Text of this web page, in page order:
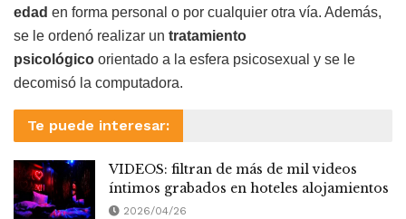
edad en forma personal o por cualquier otra vía. Además,
se le ordenó realizar un tratamiento
psicológico orientado a la esfera psicosexual y se le
decomisó la computadora.
Te puede interesar:
VIDEOS: filtran de más de mil videos
íntimos grabados en hoteles alojamientos
2026/04/26